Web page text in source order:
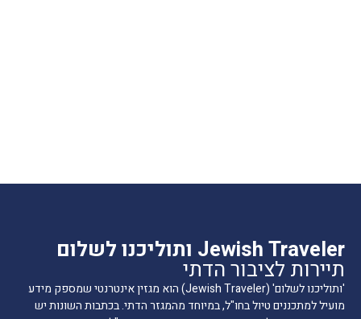
Jewish Traveler ותוליכנו לשלום
תיירות לציבור הדתי
'ותוליכנו לשלום' (Jewish Traveler) הוא מגזין אינטרנטי שמספק מידע
מועיל למתכננים טיול בחו"ל, במיוחד מהמגזר הדתי. בכתבות השונות יש